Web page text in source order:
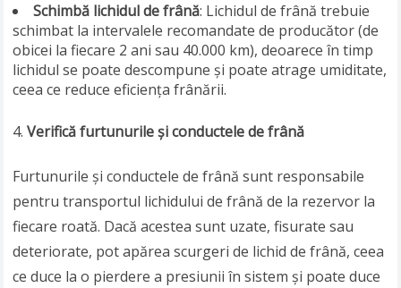
Schimbă lichidul de frână: Lichidul de frână trebuie
schimbat la intervalele recomandate de producător (de
obicei la fiecare 2 ani sau 40.000 km), deoarece în timp
lichidul se poate descompune și poate atrage umiditate,
ceea ce reduce eficiența frânării.
Verifică furtunurile și conductele de frână
Furtunurile și conductele de frână sunt responsabile
pentru transportul lichidului de frână de la rezervor la
fiecare roată. Dacă acestea sunt uzate, fisurate sau
deteriorate, pot apărea scurgeri de lichid de frână, ceea
ce duce la o pierdere a presiunii în sistem și poate duce